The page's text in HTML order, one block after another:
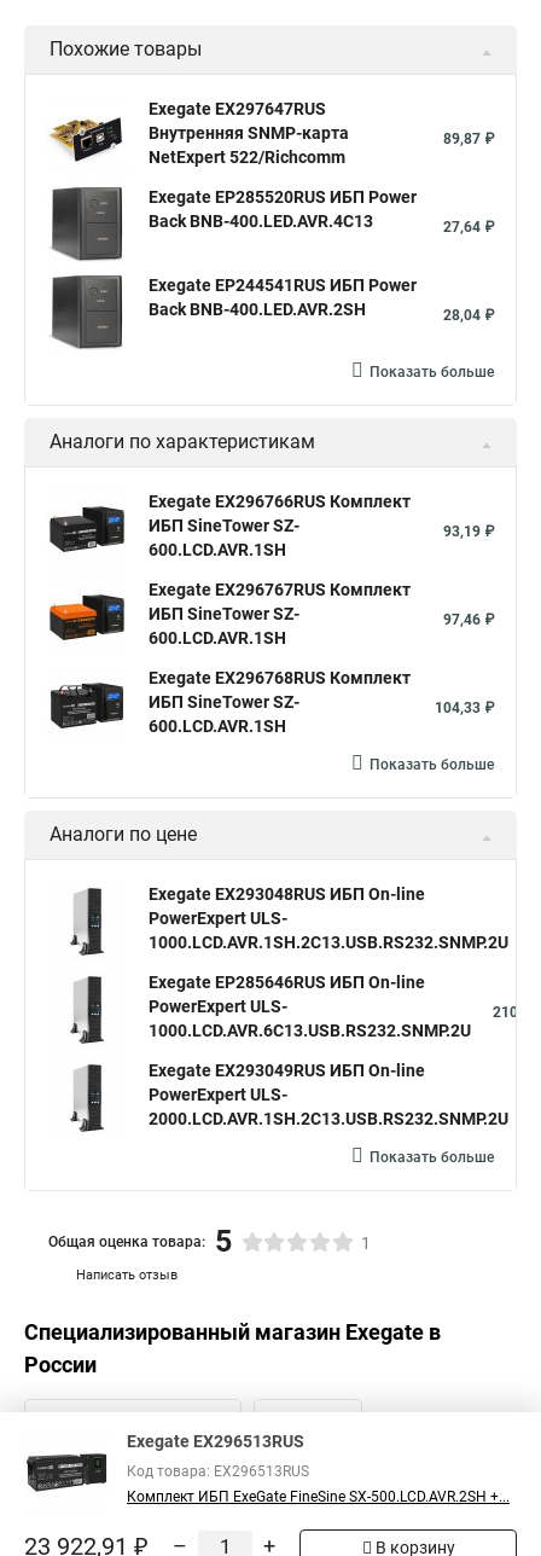
Похожие товары
Exegate EX297647RUS
Внутренняя SNMP-карта
NetExpert 522/Richcomm
89,87 ₽
Exegate EP285520RUS ИБП Power
Back BNB-400.LED.AVR.4C13
27,64 ₽
Exegate EP244541RUS ИБП Power
Back BNB-400.LED.AVR.2SH
28,04 ₽
Показать больше
Аналоги по характеристикам
Exegate EX296766RUS Комплект
ИБП SineTower SZ-
600.LCD.AVR.1SH
93,19 ₽
Exegate EX296767RUS Комплект
ИБП SineTower SZ-
600.LCD.AVR.1SH
97,46 ₽
Exegate EX296768RUS Комплект
ИБП SineTower SZ-
600.LCD.AVR.1SH
104,33 ₽
Показать больше
Аналоги по цене
Exegate EX293048RUS ИБП On-line
PowerExpert ULS-
1000.LCD.AVR.1SH.2C13.USB.RS232.SNMP.2U
Exegate EP285646RUS ИБП On-line
PowerExpert ULS-
1000.LCD.AVR.6C13.USB.RS232.SNMP.2U
Exegate EX293049RUS ИБП On-line
PowerExpert ULS-
2000.LCD.AVR.1SH.2C13.USB.RS232.SNMP.2U
Показать больше
Написать отзыв
Общая оценка товара: 5 1
Специализированный магазин Exegate в
России
Exegate EX296513RUS
Код товара: EX296513RUS
Комплект ИБП ExeGate FineSine SX-500.LCD.AVR.2SH +...
23 922,91 ₽ – + В корзину